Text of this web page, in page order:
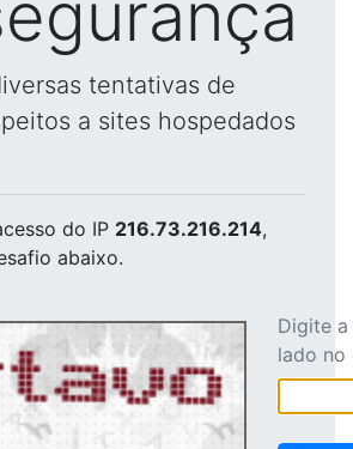
tentativas de
a sites hospedados
do IP 216.73.216.214,
abaixo.
Digite
lado no